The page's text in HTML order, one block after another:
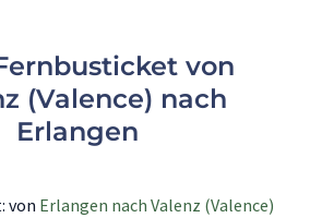
von
(Valence) nach
Erlangen
von Erlangen nach Valenz (Valence)